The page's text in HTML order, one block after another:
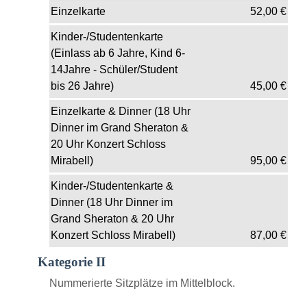
Einzelkarte
52,00€
Kinder-/Studentenkarte
(Einlass ab 6 Jahre, Kind 6-
14Jahre - Schüler/Student
bis 26 Jahre)
45,00€
Einzelkarte & Dinner (18 Uhr
Dinner im Grand Sheraton &
20 Uhr Konzert Schloss
Mirabell)
95,00€
Kinder-/Studentenkarte &
Dinner (18 Uhr Dinner im
Grand Sheraton & 20 Uhr
Konzert Schloss Mirabell)
87,00€
Kategorie II
Nummerierte Sitzplätze im Mittelblock.